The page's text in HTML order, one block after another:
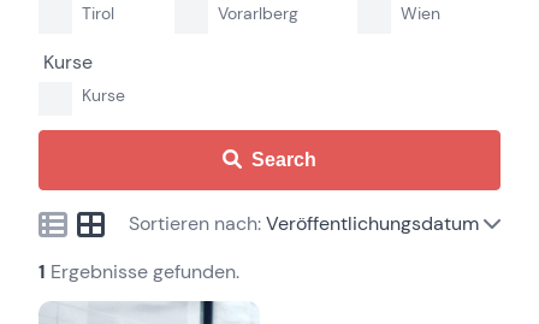
Tirol
Vorarlberg Wien
Kurse
Kurse
Search
Sortieren nach:Veröffentlichungsdatum
1 Ergebnisse gefunden.